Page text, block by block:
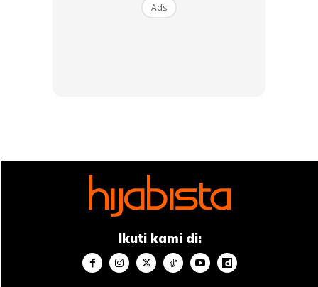
Pengalaman,susah Dan Senang Serta Ujian
Yg Akan Mematangkan Kita.. Semua Itu
Ketua Keluarga.. Apa Pun Tindakan Kita Niat
Utk Mendidik.. Kasih Sayang Bukan Ego..!!
Ads
Ikuti kami di: